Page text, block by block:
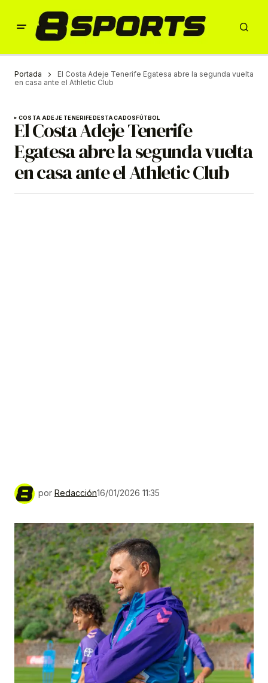
Portada
El Costa Adeje Tenerife Egatesa abre la segunda vuelta
en casa ante el Athletic Club
COSTA ADEJE TENERIFEDESTACADOSFÚTBOL
El Costa Adeje Tenerife
Egatesa abre la segunda vuelta
en casa ante el Athletic Club
por Redacción16/01/2026 11:35